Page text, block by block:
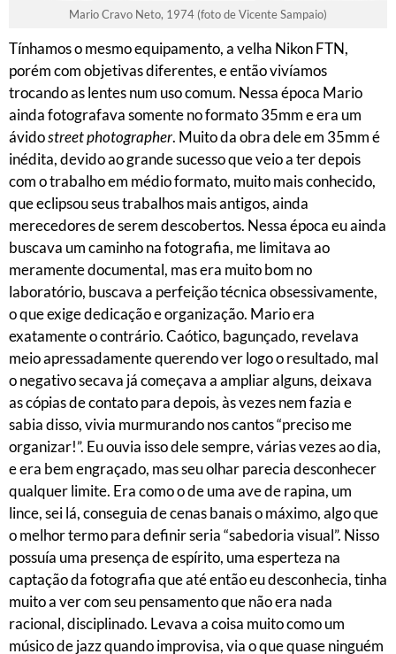
Mario Cravo Neto, 1974 (foto de Vicente Sampaio)
Tínhamos o mesmo equipamento, a velha Nikon FTN,
porém com objetivas diferentes, e então vivíamos
trocando as lentes num uso comum. Nessa época Mario
ainda fotografava somente no formato 35mm e era um
ávidostreet photographer. Muito da obra dele em 35mm é
inédita, devido ao grande sucesso que veio a ter depois
com o trabalho em médio formato, muito mais conhecido,
que eclipsou seus trabalhos mais antigos, ainda
merecedores de serem descobertos. Nessa época eu ainda
buscava um caminho na fotografia, me limitava ao
meramente documental, mas era muito bom no
laboratório, buscava a perfeição técnica obsessivamente,
o que exige dedicação e organização. Mario era
exatamente o contrário. Caótico, bagunçado, revelava
meio apressadamente querendo ver logo o resultado, mal
o negativo secava já começava a ampliar alguns, deixava
as cópias de contato para depois, às vezes nem fazia e
sabia disso, vivia murmurando nos cantos “preciso me
organizar!”. Eu ouvia isso dele sempre, várias vezes ao dia,
e era bem engraçado, mas seu olhar parecia desconhecer
qualquer limite. Era como o de uma ave de rapina, um
lince, sei lá, conseguia de cenas banais o máximo, algo que
o melhor termo para definir seria “sabedoria visual”. Nisso
possuía uma presença de espírito, uma esperteza na
captação da fotografia que até então eu desconhecia, tinha
muito a ver com seu pensamento que não era nada
racional, disciplinado. Levava a coisa muito como um
músico de jazz quando improvisa, via o que quase ninguém